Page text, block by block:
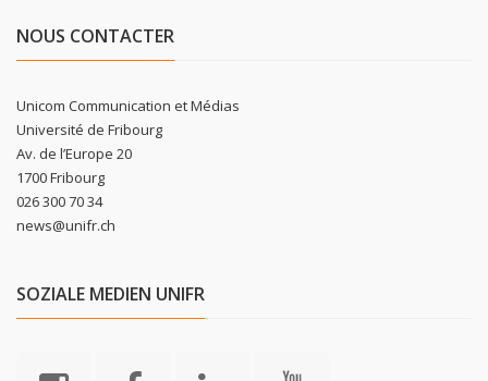
NOUS CONTACTER
Unicom Communication et Médias
Université de Fribourg
Av. de l’Europe 20
1700 Fribourg
026 300 70 34
news@unifr.ch
SOZIALE MEDIEN UNIFR